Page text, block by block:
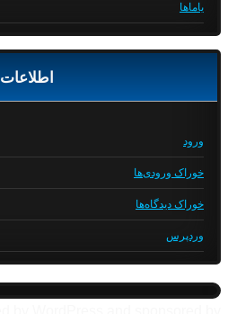
یاماها
اطلاعات
ورود
خوراک ورودی‌ها
خوراک دیدگاه‌ها
وردپرس